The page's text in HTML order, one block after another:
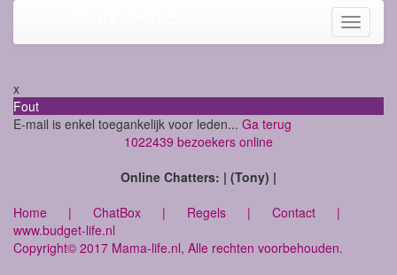
Toggle
x
Fout
E-mail is enkel toegankelijk voor leden... Ga terug
1022439 bezoekers online
Online Chatters: | (Tony) |
Home | ChatBox | Regels | Contact |
www.budget-life.nl
Copyright© 2017 Mama-life.nl, Alle rechten voorbehouden.